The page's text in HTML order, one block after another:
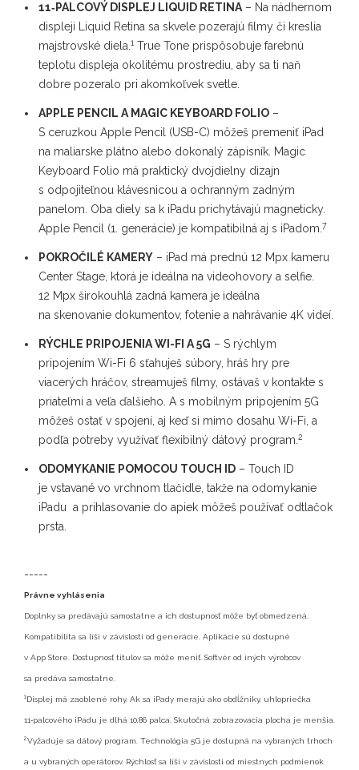
11‑PALCOVÝ DISPLEJ LIQUID RETINA – Na nádhernom
displeji Liquid Retina sa skvele pozerajú filmy či kreslia
majstrovské diela. 1True Tone prispôsobuje farebnú
teplotu displeja okolitému prostrediu, aby sa ti naň
dobre pozeralo pri akomkoľvek svetle.
APPLE PENCIL A MAGIC KEYBOARD FOLIO –
S ceruzkou Apple Pencil (USB-C) môžeš premeniť iPad
na maliarske plátno alebo dokonalý zápisník. Magic
Keyboard Folio má praktický dvojdielny dizajn
s odpojiteľnou klávesnicou a ochranným zadným
panelom. Oba diely sa k iPadu prichytávajú magneticky.
Apple Pencil (1. generácie) je kompatibilná aj s iPadom. 7
POKROČILÉ KAMERY – iPad má prednú 12 Mpx kameru
Center Stage, ktorá je ideálna na videohovory a selfie.
12 Mpx širokouhlá zadná kamera je ideálna
na skenovanie dokumentov, fotenie a nahrávanie 4K videí.
RÝCHLE PRIPOJENIA WI-FI A 5G – S rýchlym
pripojením Wi-Fi 6 sťahuješ súbory, hráš hry pre
viacerých hráčov, streamuješ filmy, ostávaš v kontakte s
priateľmi a veľa ďalšieho. A s mobilným pripojením 5G
môžeš ostať v spojení, aj keď si mimo dosahu Wi-Fi, a
podľa potreby využívať flexibilný dátový program. 2
ODOMYKANIE POMOCOU TOUCH ID – Touch ID
je vstavané vo vrchnom tlačidle, takže na odomykanie
iPadu a prihlasovanie do apiek môžeš používať odtlačok
prsta.
-----
Právne vyhlásenia
Doplnky sa predávajú samostatne a ich dostupnosť môže byť obmedzená.
Kompatibilita sa líši v závislosti od generácie. Aplikácie sú dostupné
v App Store. Dostupnosť titulov sa môže meniť. Softvér od iných výrobcov
sa predáva samostatne.
1Displej má zaoblené rohy. Ak sa iPady merajú ako obdĺžniky, uhlopriečka
11‑palcového iPadu je dlhá 10,86 palca. Skutočná zobrazovacia plocha je menšia.
2Vyžaduje sa dátový program. Technológia 5G je dostupná na vybraných trhoch
a u vybraných operátorov. Rýchlosť sa líši v závislosti od miestnych podmienok